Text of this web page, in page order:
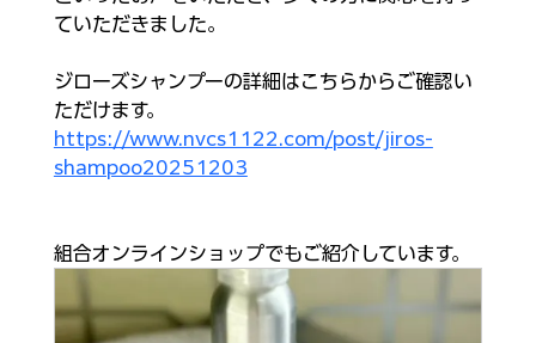
ていただきました。
ジローズシャンプーの詳細はこちらからご確認い
ただけます。
https://www.nvcs1122.com/post/jiros-
shampoo20251203
組合オンラインショップでもご紹介しています。